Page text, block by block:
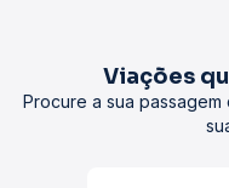
Viações
Procure a sua